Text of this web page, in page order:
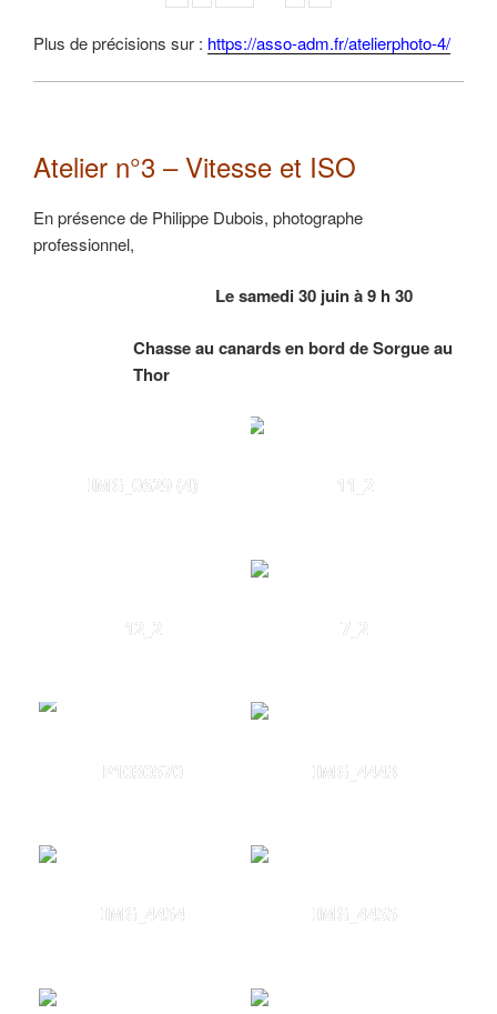
Plus de précisions sur : https://asso-adm.fr/atelierphoto-4/
Atelier n°3 – Vitesse et ISO
En présence de Philippe Dubois, photographe
professionnel,
Le samedi 30 juin à 9 h 30
Chasse au canards en bord de Sorgue au
Thor
IMG_0629 (4) 11_2
12_2 7_2
P1030570 IMG_4443
IMG_4454 IMG_4455